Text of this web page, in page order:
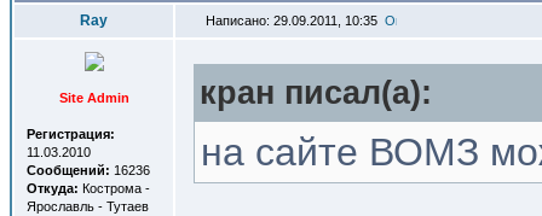
Ray Написано: 29.09.2011, 10:35
Site Admin
Регистрация:
11.03.2010
Сообщений: 16236
Откуда: Кострома -
Ярославль - Тутаев
кран писал(a):
на сайте ВОМЗ